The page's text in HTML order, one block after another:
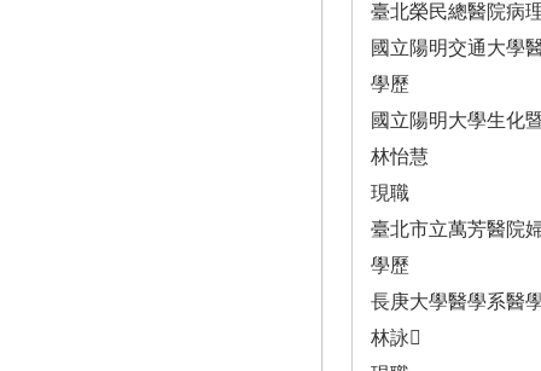
臺北榮民總醫院病
國立陽明交通大學
學歷
國立陽明大學生化
林怡慧
現職
臺北市立萬芳醫院
學歷
長庚大學醫學系醫
林詠